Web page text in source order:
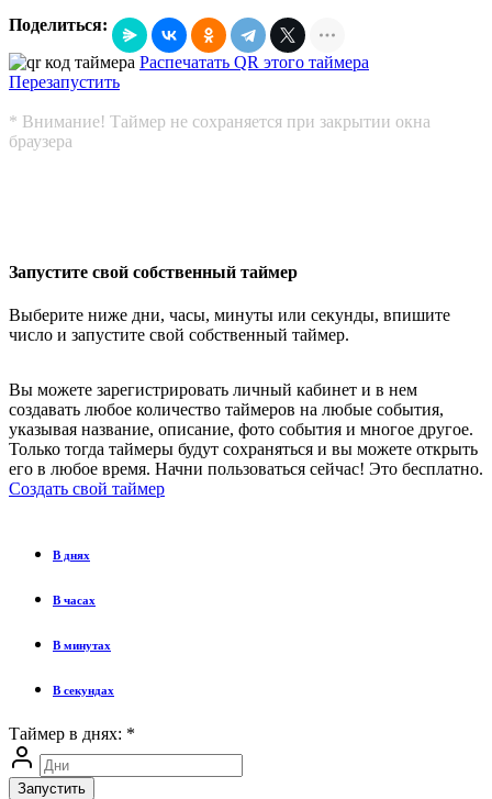
Поделиться:
Распечатать QR этого таймера
Перезапустить
* Внимание! Таймер не сохраняется при закрытии окна
браузера
Запустите свой собственный таймер
Выберите ниже дни, часы, минуты или секунды, впишите
число и запустите свой собственный таймер.
Вы можете зарегистрировать личный кабинет и в нем
создавать любое количество таймеров на любые события,
указывая название, описание, фото события и многое другое.
Только тогда таймеры будут сохраняться и вы можете открыть
его в любое время. Начни пользоваться сейчас! Это бесплатно.
Создать свой таймер
В днях
В часах
В минутах
В секундах
Таймер в днях: *
Запустить